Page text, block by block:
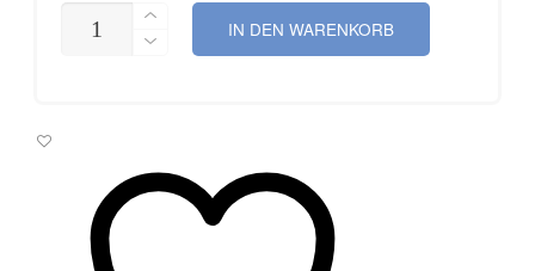
SCHMINKHOCKER
ROMA
IN DEN WARENKORB